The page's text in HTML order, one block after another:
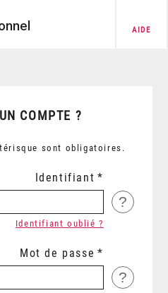
AIDE
COMPTE ?
sont obligatoires.
Identifiant
?
Identifiant oublié ?
Mot de passe
?